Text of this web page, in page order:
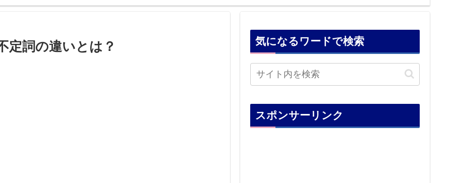
定詞の違いとは？ 気になるワードで検索
スポンサーリンク